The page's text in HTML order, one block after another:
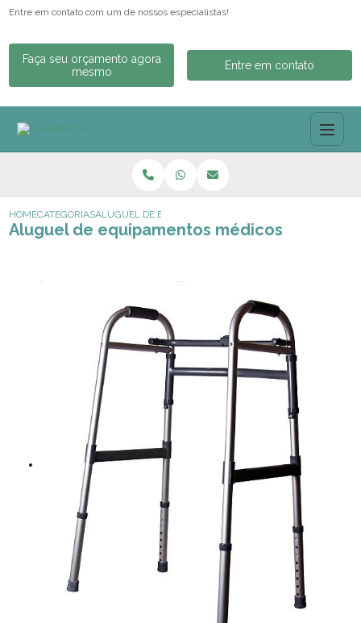
Entre em contato com um de nossos especialistas!
Faça seu orçamento agora
mesmo
Entre em contato
HOMECATEGORIASALUGUEL DE EQUIPAMENTOS MÉDICOS
Aluguel de equipamentos médicos